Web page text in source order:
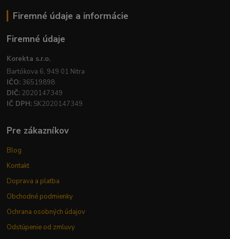
Firemné údaje a informácie
Firemné údaje
Korekta s.r.o.
Bartókova 6, 949 01 Nitra
IČO: 36519898
DIČ: 2020147349
IČ DPH: SK2020147349
Pre zákazníkov
Blog
Kontakt
Doprava a platba
Obchodné podmienky
Ochrana osobných údajov
Odstúpenie od zmluvy